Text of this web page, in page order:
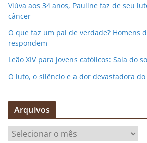
Viúva aos 34 anos, Pauline faz de seu
câncer
O que faz um pai de verdade? Homens
respondem
Leão XIV para jovens católicos: Saia do
O luto, o silêncio e a dor devastadora
Arquivos